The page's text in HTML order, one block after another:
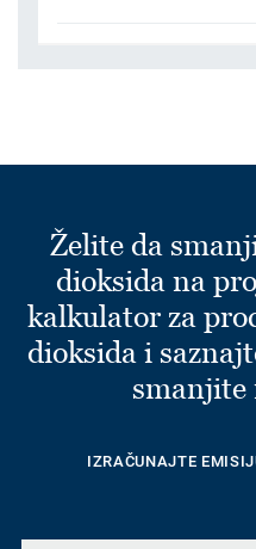
Želite da
dioksida na
kalkulator za
dioksida i
smanjite
IZRAČUNAJTE